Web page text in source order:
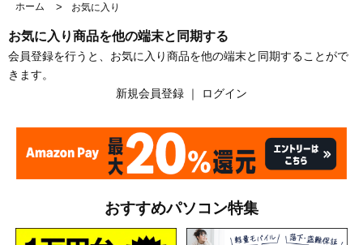
ホーム > お気に入り
お気に入り商品を他の端末と同期する
会員登録を行うと、お気に入り商品を他の端末と同期することがで
きます。
新規会員登録 ｜ ログイン
おすすめパソコン特集